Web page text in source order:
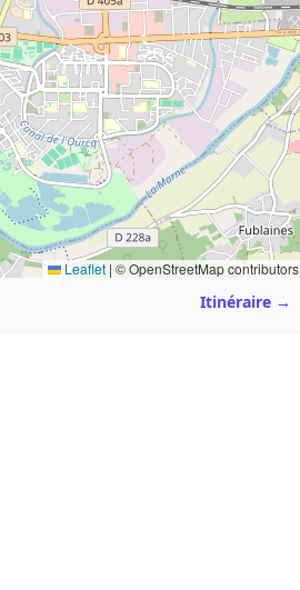
Leaflet | © OpenStreetMap contributors
Itinéraire →